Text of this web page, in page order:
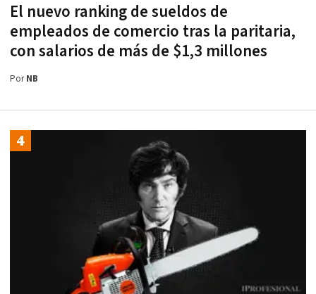
El nuevo ranking de sueldos de
empleados de comercio tras la paritaria,
con salarios de más de $1,3 millones
PorNB